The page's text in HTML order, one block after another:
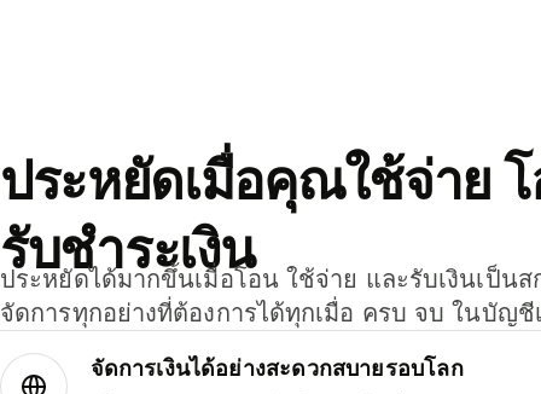
ประหยัดเมื่อคุณใช้จ่าย โ
รับชำระเงิน
ประหยัดได้มากขึ้นเมื่อโอน ใช้จ่าย และรับเงินเป็น
จัดการทุกอย่างที่ต้องการได้ทุกเมื่อ ครบ จบ ในบัญชี
จัดการเงินได้อย่างสะดวกสบายรอบโลก